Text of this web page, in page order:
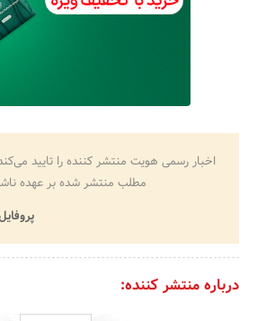
اخبار رسمی هویت منتشر کننده را تایید
مطلب منتشر شده بر عهده
درباره منتشر کننده: